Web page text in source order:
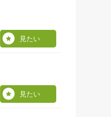
見たい
見たい